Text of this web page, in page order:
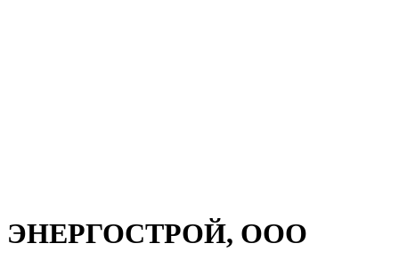
ЭНЕРГОСТРОЙ, ООО